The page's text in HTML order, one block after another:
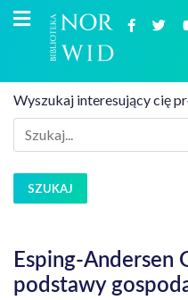
Wyszukaj interesujący cię
SZUKAJ
Esping-Andersen
podstawy